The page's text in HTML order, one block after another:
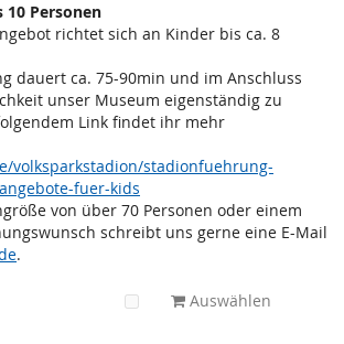
Personen
richtet sich an Kinder bis ca. 8
dauert ca. 75-90min und im Anschluss
unser Museum eigenständig zu
Link findet ihr mehr
volksparkstadion/stadionfuehrung-
fuer-kids
von über 70 Personen oder einem
schreibt uns gerne eine E-Mail
.
Auswählen